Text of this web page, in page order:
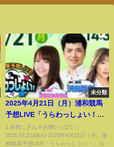
未分類
2025年4月21日（月）浦和競馬
予想LIVE「うらわっしょい！」
11時40分パドック解説スター
ト・14時30分出演者登場！
1:名無しさん＠お腹いっぱい
2025.04.21(Mon) 2025年4月21日（月）浦
和競馬予想LIVE「うらわっしょい！」11